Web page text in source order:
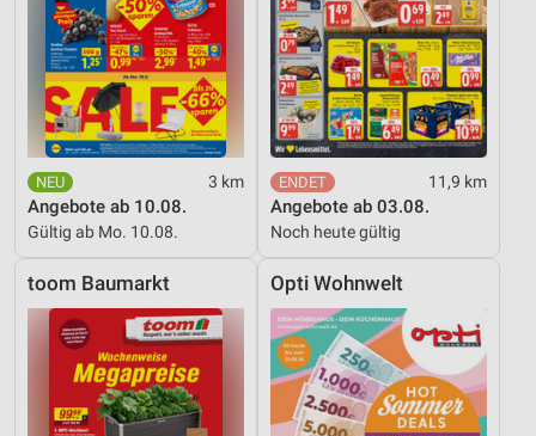
3 km
Angebote ab 10.08.
Gültig ab Mo. 10.08.
11,9 km
Angebote ab 03.08.
Noch heute gültig
toom Baumarkt Opti Wohnwelt